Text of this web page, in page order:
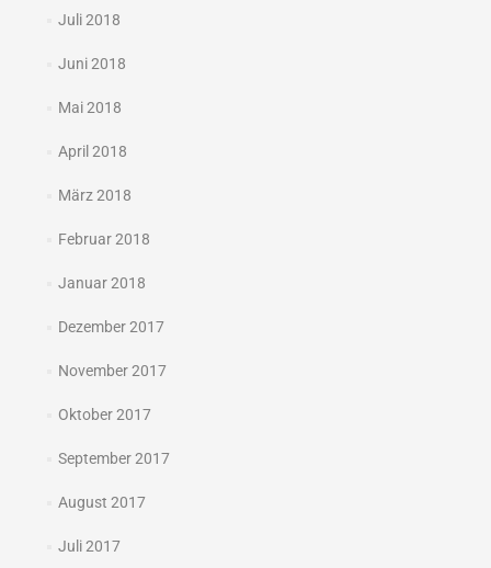
Juli 2018
Juni 2018
Mai 2018
April 2018
März 2018
Februar 2018
Januar 2018
Dezember 2017
November 2017
Oktober 2017
September 2017
August 2017
Juli 2017